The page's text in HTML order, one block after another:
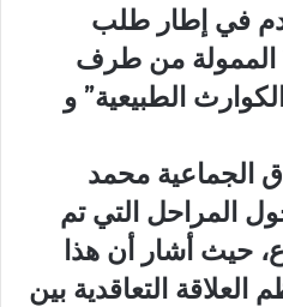
في إطار طلب
المشاريع لسنة 2022 الممولة من طرف
الطبيعية” و
الجماعية محمد
المراحل التي تم
حيث أشار أن هذا
العلاقة التعاقدية بين